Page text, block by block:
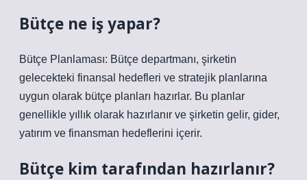
Bütçe ne iş yapar?
Bütçe Planlaması: Bütçe departmanı, şirketin
gelecekteki finansal hedefleri ve stratejik planlarına
uygun olarak bütçe planları hazırlar. Bu planlar
genellikle yıllık olarak hazırlanır ve şirketin gelir, gider,
yatırım ve finansman hedeflerini içerir.
Bütçe kim tarafından hazırlanır?